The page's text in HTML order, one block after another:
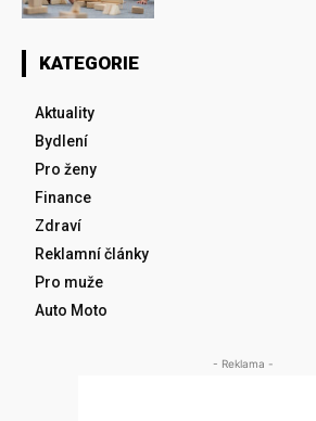
KATEGORIE
Aktuality
Bydlení
Pro ženy
Finance
Zdraví
Reklamní články
Pro muže
Auto Moto
- Reklama -